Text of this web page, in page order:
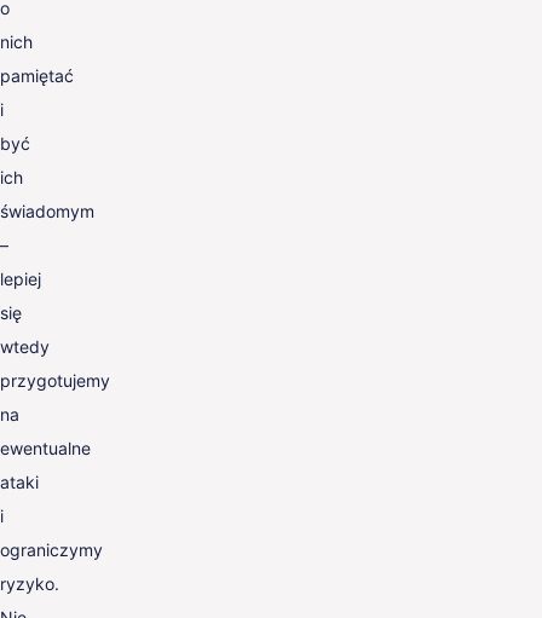
o
nich
pamiętać
i
być
ich
świadomym
–
lepiej
się
wtedy
przygotujemy
na
ewentualne
ataki
i
ograniczymy
ryzyko.